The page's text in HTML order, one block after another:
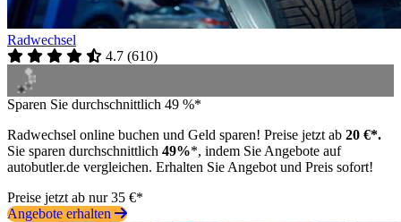
Radwechsel
4.7 (610)
Sparen Sie durchschnittlich 49 %*
Radwechsel online buchen und Geld sparen! Preise jetzt ab 20 €*.
Sie sparen durchschnittlich 49%*, indem Sie Angebote auf
autobutler.de vergleichen. Erhalten Sie Angebot und Preis sofort!
Preise jetzt ab nur 35 €*
Angebote erhalten